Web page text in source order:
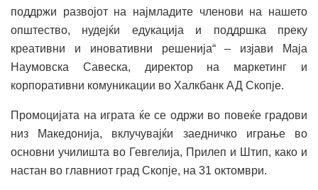
поддржи развојот на најмладите членови на нашето
општество, нудејќи едукација и поддршка преку
креативни и иновативни решенија“ – изјави Маја
Наумовска Савеска, директор на маркетинг и
корпоративни комуникации во Халкбанк АД Скопје.
Промоцијата на играта ќе се одржи во повеќе градови
низ Македонија, вклучувајќи заедничко играње во
основни училишта во Гевгелија, Прилеп и Штип, како и
настан во главниот град Скопје, на 31 октомври.